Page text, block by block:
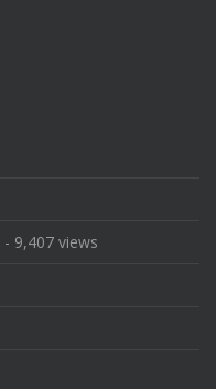
- 9,407 views